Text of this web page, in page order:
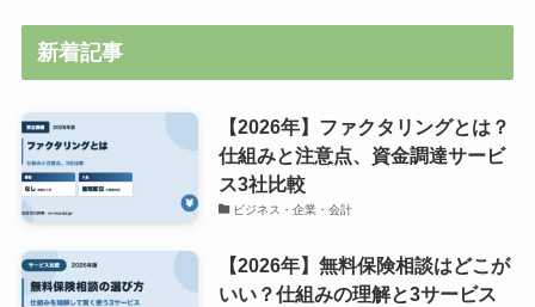
新着記事
【2026年】ファクタリングとは？
仕組みと注意点、資金調達サービ
ス3社比較
ビジネス・企業・会計
【2026年】無料保険相談はどこが
いい？仕組みの理解と3サービス